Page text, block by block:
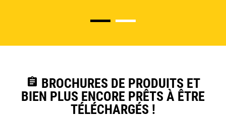
assignment BROCHURES DE PRODUITS ET
BIEN PLUS ENCORE PRÊTS À ÊTRE
TÉLÉCHARGÉS !